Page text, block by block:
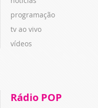
programação
tv ao vivo
vídeos
Rádio POP